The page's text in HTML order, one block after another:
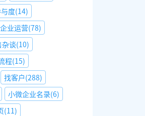
度(14)
业运营(78)
谈(10)
程(15)
找客户(288)
小微企业名录(6)
(11)